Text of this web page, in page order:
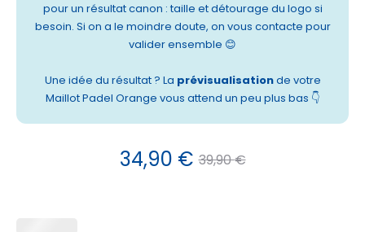
pour un résultat canon : taille et détourage du logo si
besoin. Si on a le moindre doute, on vous contacte pour
valider ensemble 😊
Une idée du résultat ? La prévisualisationde votre
Maillot Padel Orange vous attend un peu plus bas 👇
39,90€
Le
34,90 €